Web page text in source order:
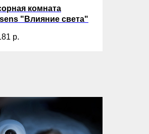
комната
"Влияние света"
р.